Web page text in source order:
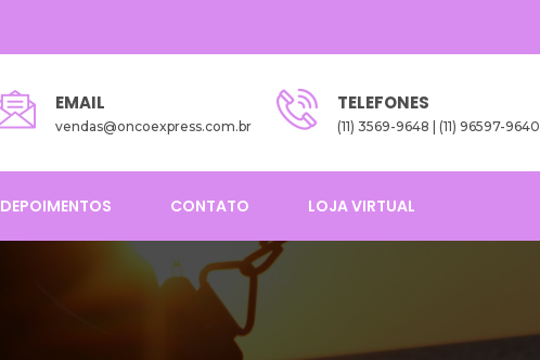
EMAIL
vendas@oncoexpress.com.br
TELEFONES
(11) 3569-9648 | (11) 96597-9640
DEPOIMENTOS CONTATO LOJA VIRTUAL